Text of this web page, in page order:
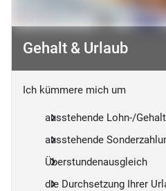
Gehalt & Urlaub
Ich kümmere mich um
ausstehende Lohn-/
ausstehende
Überstundenausgleich
die Durchsetzung Ihrer